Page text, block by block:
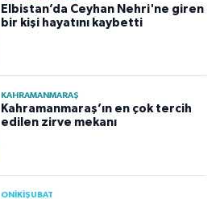
Elbistan’da Ceyhan Nehri'ne giren
bir kişi hayatını kaybetti
KAHRAMANMARAŞ
Kahramanmaraş’ın en çok tercih
edilen zirve mekanı
ONİKİŞUBAT